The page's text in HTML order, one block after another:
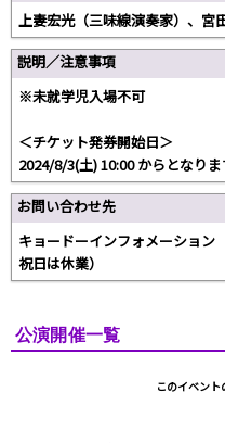
上妻宏光（三味線演奏家）、宮
説明／注意事項
※未就学児入場不可
＜チケット発券開始日＞
2024/8/3(土) 10:00 からとなり
お問い合わせ先
キョードーインフォメーショ
祝日は休業）
公演開催一覧
このイベン